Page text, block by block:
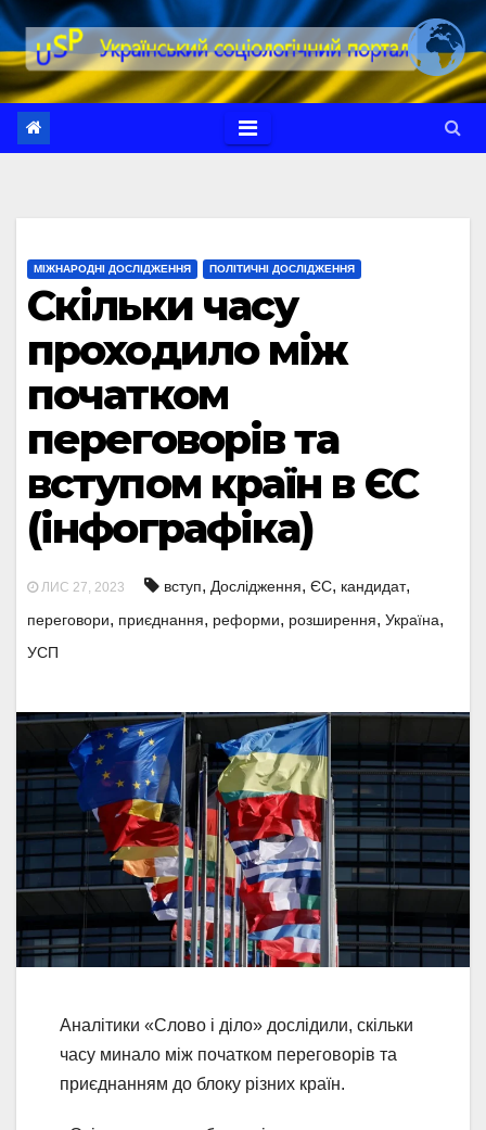
Перейти
до
вмісту
МІЖНАРОДНІ ДОСЛІДЖЕННЯ ПОЛІТИЧНІ ДОСЛІДЖЕННЯ
Скільки часу
проходило між
початком
переговорів та
вступом країн в ЄС
(інфографіка)
ЛИС 27, 2023 вступ, Дослідження, ЄС, кандидат,
переговори, приєднання, реформи, розширення, Україна,
УСП
Аналітики «Слово і діло» дослідили, скільки
часу минало між початком переговорів та
приєднанням до блоку різних країн.